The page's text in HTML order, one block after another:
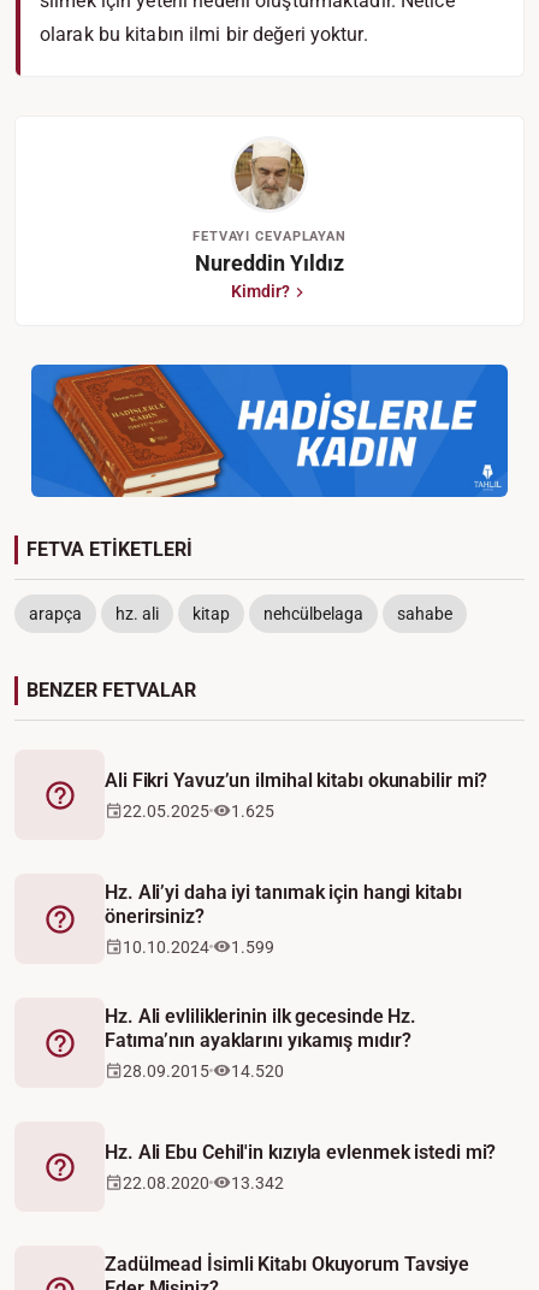
olarak bu kitabın ilmi bir değeri yoktur.
FETVAYI CEVAPLAYAN
Nureddin Yıldız
Kimdir?
FETVA ETİKETLERİ
arapça hz. ali kitap nehcülbelaga sahabe
BENZER FETVALAR
Fetva
Ali Fikri Yavuz’un ilmihal kitabı okunabilir mi?
22.05.2025 1.625
Fetva
Hz. Ali’yi daha iyi tanımak için hangi kitabı
önerirsiniz?
10.10.2024 1.599
Fetva
Hz. Ali evliliklerinin ilk gecesinde Hz.
Fatıma’nın ayaklarını yıkamış mıdır?
28.09.2015 14.520
Fetva
Hz. Ali Ebu Cehil'in kızıyla evlenmek istedi mi?
22.08.2020 13.342
Zadülmead İsimli Kitabı Okuyorum Tavsiye